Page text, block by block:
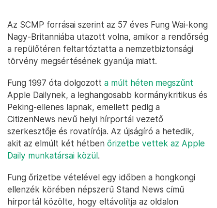
Az SCMP forrásai szerint az 57 éves Fung Wai-kong
Nagy-Britanniába utazott volna, amikor a rendőrség
a repülőtéren feltartóztatta a nemzetbiztonsági
törvény megsértésének gyanúja miatt.
Fung 1997 óta dolgozott a múlt héten megszűnt
Apple Dailynek, a leghangosabb kormánykritikus és
Peking-ellenes lapnak, emellett pedig a
CitizenNews nevű helyi hírportál vezető
szerkesztője és rovatírója. Az újságíró a hetedik,
akit az elmúlt két hétben őrizetbe vettek az Apple
Daily munkatársai közül.
Fung őrizetbe vételével egy időben a hongkongi
ellenzék körében népszerű Stand News című
hírportál közölte, hogy eltávolítja az oldalon